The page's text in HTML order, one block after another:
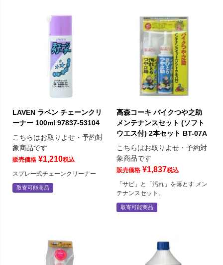
LAVEN ラベン チェーンクリ
ーナー 100ml 97837-53104
こちらはお取りよせ・予約対
象商品です
販売価格 ¥1,210税込
スプレー式チェーンクリーナー
取寄可能商品
高森コーキ バイクつや之助
メンテナンスセット (ソフト
ウエス付) 2本セット BT-07A
こちらはお取りよせ・予約対
象商品です
販売価格 ¥1,837税込
「サビ」と「汚れ」を落とす メン
テナンスセット。
取寄可能商品